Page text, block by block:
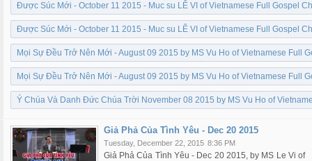
Được Súc Mới - October 11 2015 - Muc su LÊ VI of Vietnamese Full Gospel
Được Súc Mới - October 11 2015 - Muc su LÊ VI of Vietnamese Full Gospel
Mọi Sự Đều Trở Nên Mới - August 09 2015 by MS Vu Ho of Vietnamese Full
Mọi Sự Đều Trở Nên Mới - August 09 2015 by MS Vu Ho of Vietnamese Full
Ý Chúa Và Danh Đức Chúa Trời November 08 2015 by MS Vu Ho of
Giả Phả Của Tình Yêu - Dec 20 2015
Tuesday, December 22, 2015 8:36 PM
Giả Phả Của Tình Yêu - Dec 20 2015, by MS Le Vi of